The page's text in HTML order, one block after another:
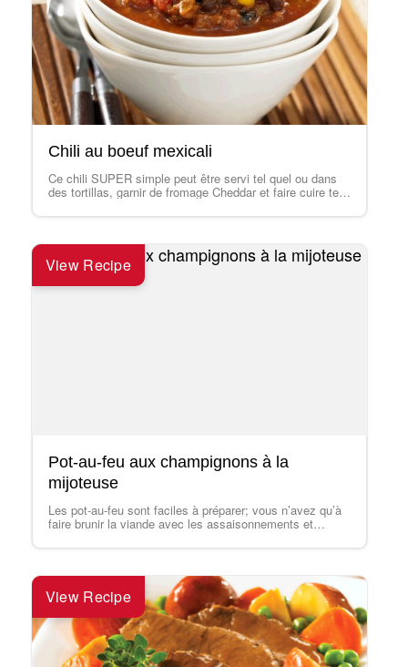
Chili au boeuf mexicali
Ce chili SUPER simple peut être servi tel quel ou dans
des tortillas, garnir de fromage Cheddar et faire cuire tel
View Recipe
Pot-au-feu aux champignons à la
mijoteuse
Les pot-au-feu sont faciles à préparer; vous n’avez qu’à
faire brunir la viande avec les assaisonnements et
View Recipe